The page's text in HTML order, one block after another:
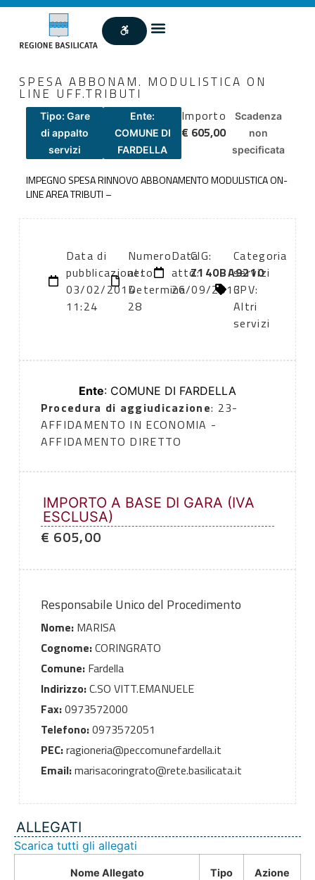
SPESA ABBONAM. MODULISTICA ON
LINE UFF.TRIBUTI
Tipo: Gare
di appalto
servizi
Ente:
COMUNE DI
FARDELLA
Importo
€ 605,00
Scadenza
non
specificata
IMPEGNO SPESA RINNOVO ABBONAMENTO MODULISTICA ON-
LINE AREA TRIBUTI –
Data di
pubblicazione:
03/02/2014
11:24
Numero
atto:
Determina
28
Data
atto:
26/09/2013
CIG:
Z140BA9210
Categoria
servizi
CPV:
Altri
servizi
Ente: COMUNE DI FARDELLA
Procedura di aggiudicazione: 23-
AFFIDAMENTO IN ECONOMIA -
AFFIDAMENTO DIRETTO
IMPORTO A BASE DI GARA (IVA
ESCLUSA)
€ 605,00
Responsabile Unico del Procedimento
Nome:MARISA
Cognome:CORINGRATO
Comune:Fardella
Indirizzo:C.SO VITT.EMANUELE
Fax:0973572000
Telefono:0973572051
PEC:ragioneria@peccomunefardella.it
Email:marisacoringrato@rete.basilicata.it
ALLEGATI
Scarica tutti gli allegati
Nome Allegato Tipo Azione